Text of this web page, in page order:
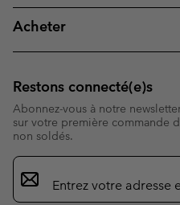
Acheter
Restons connecté(e)s
Abonnez-vous à notre
sur votre première commande
non soldés.
Inscription
par
e-